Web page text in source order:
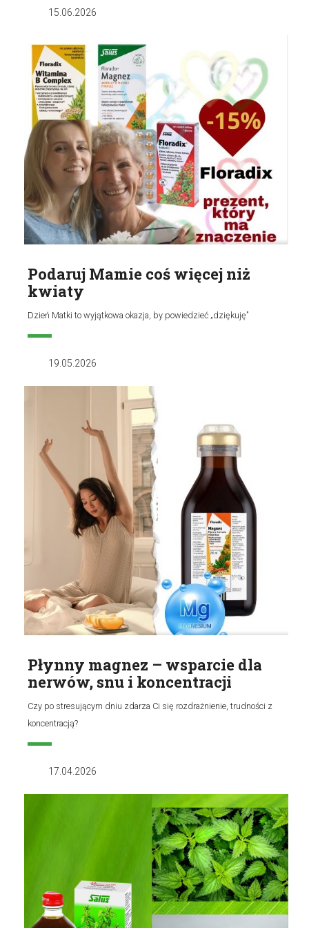
15.06.2026
Podaruj Mamie coś więcej niż
kwiaty
Dzień Matki to wyjątkowa okazja, by powiedzieć „dziękuję”
19.05.2026
Płynny magnez – wsparcie dla
nerwów, snu i koncentracji
Czy po stresującym dniu zdarza Ci się rozdrażnienie, trudności z
koncentracją?
17.04.2026